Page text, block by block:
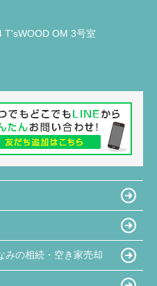
T'sWOOD OM 3号室
みの相続・空き家売却